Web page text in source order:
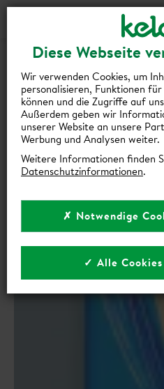
Diese Webseite
Wir verwenden Cookies, um
personalisieren, Funktionen
können und die Zugriffe auf
Außerdem geben wir
unserer Website an unsere
Werbung und Analysen weiter.
Weitere Informationen finden
Datenschutzinformationen.
✗ Notwendige
✓ Alle
zurück zur Übersicht
GO-E UND KELAG
KOOPERATION
ZUM LADEN VON
19 | Februar 2025